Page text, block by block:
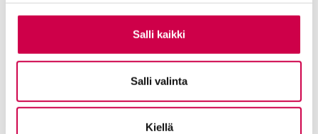
Salli kaikki
Salli valinta
Kiellä
Ole meihin yhteydessä
Lähetä juttuvinkki